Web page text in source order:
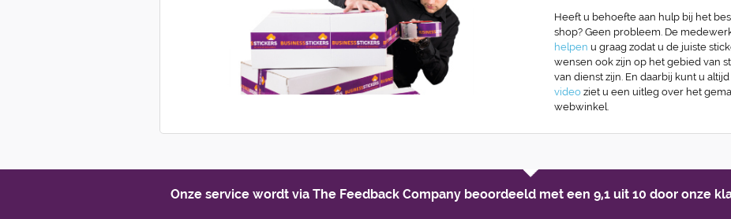
Heeft u behoefte aan hulp bij het
shop? Geen probleem. De
helpen u graag zodat u de juiste
wensen ook zijn op het gebied van
van dienst zijn. En daarbij kunt u
video ziet u een uitleg over het
webwinkel.
Onze service wordt via The Feedback Company beoordeeld met een 9,1 uit 10 door onze